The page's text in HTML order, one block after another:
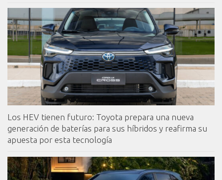
Los HEV tienen futuro: Toyota prepara una nueva
generación de baterías para sus híbridos y reafirma su
apuesta por esta tecnología